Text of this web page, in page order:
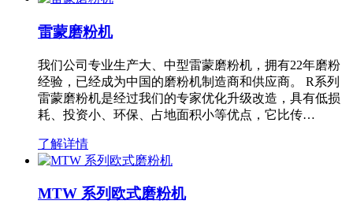
雷蒙磨粉机
我们公司专业生产大、中型雷蒙磨粉机，拥有22年磨粉
经验，已经成为中国的磨粉机制造商和供应商。 R系列
雷蒙磨粉机是经过我们的专家优化升级改造，具有低损
耗、投资小、环保、占地面积小等优点，它比传…
了解详情
MTW 系列欧式磨粉机